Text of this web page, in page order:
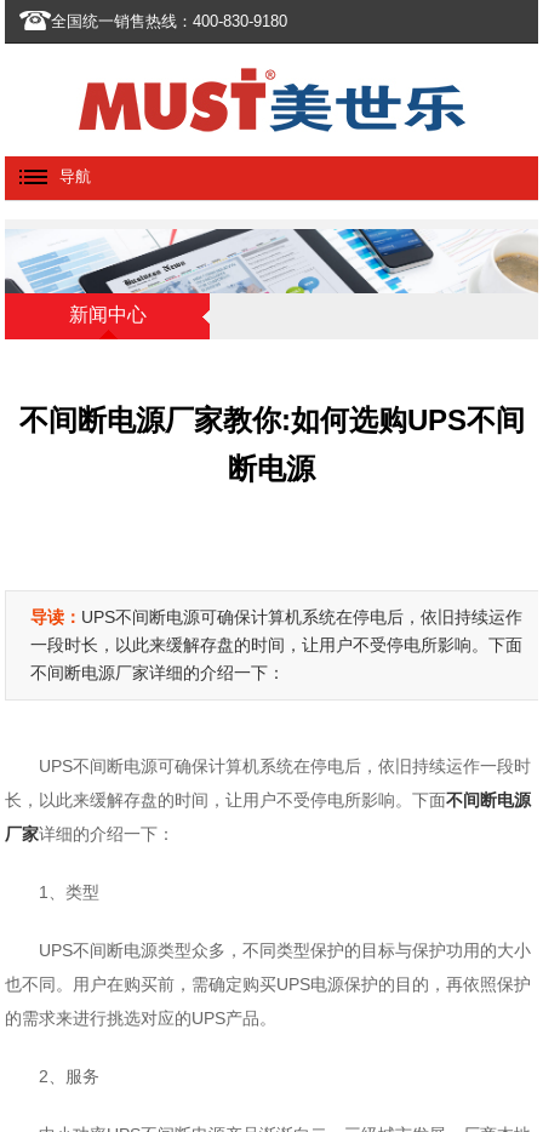
全国统一销售热线：400-830-9180
导航
新闻中心
不间断电源厂家教你:如何选购UPS不间
断电源
导读： UPS不间断电源可确保计算机系统在停电后，依旧持续运作
一段时长，以此来缓解存盘的时间，让用户不受停电所影响。下面
不间断电源厂家详细的介绍一下：
UPS不间断电源可确保计算机系统在停电后，依旧持续运作一段时
长，以此来缓解存盘的时间，让用户不受停电所影响。下面不间断电源
厂家详细的介绍一下：
1、类型
UPS不间断电源类型众多，不同类型保护的目标与保护功用的大小
也不同。用户在购买前，需确定购买UPS电源保护的目的，再依照保护
的需求来进行挑选对应的UPS产品。
2、服务